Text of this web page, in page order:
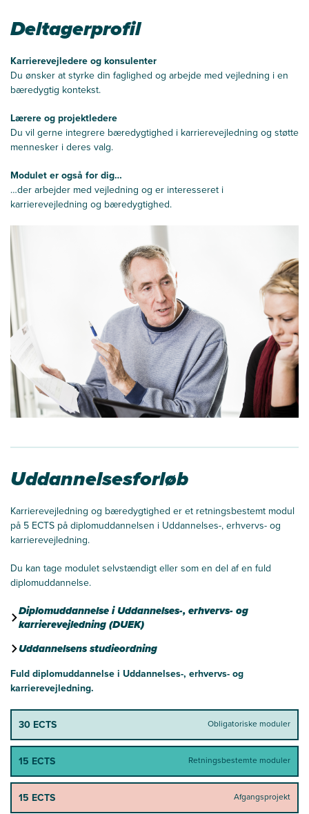
Deltagerprofil
Karrierevejledere og konsulenter
Du ønsker at styrke din faglighed og arbejde med vejledning i en
bæredygtig kontekst.
Lærere og projektledere
Du vil gerne integrere bæredygtighed i karrierevejledning og støtte
mennesker i deres valg.
Modulet er også for dig…
…der arbejder med vejledning og er interesseret i
karrierevejledning og bæredygtighed.
Uddannelsesforløb
Karrierevejledning og bæredygtighed er et retningsbestemt modul
på 5 ECTS på diplomuddannelsen i Uddannelses-, erhvervs- og
karrierevejledning.
Du kan tage modulet selvstændigt eller som en del af en fuld
diplomuddannelse.
Diplomuddannelse i Uddannelses-, erhvervs- og
karrierevejledning (DUEK)
Uddannelsens studieordning
Fuld diplomuddannelse i Uddannelses-, erhvervs- og
karrierevejledning.
30 ECTS Obligatoriske moduler
15 ECTS Retningsbestemte moduler
15 ECTS Afgangsprojekt